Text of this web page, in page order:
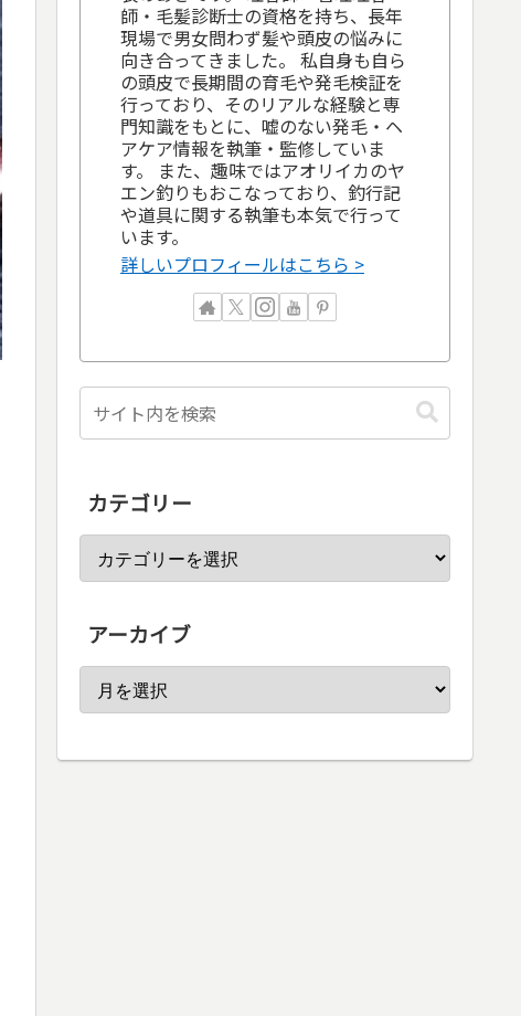
師・毛髪診断士の資格を持ち、長年
現場で男女問わず髪や頭皮の悩みに
向き合ってきました。 私自身も自ら
の頭皮で長期間の育毛や発毛検証を
行っており、そのリアルな経験と専
門知識をもとに、嘘のない発毛・ヘ
アケア情報を執筆・監修していま
す。 また、趣味ではアオリイカのヤ
エン釣りもおこなっており、釣行記
や道具に関する執筆も本気で行って
います。
詳しいプロフィールはこちら >
カテゴリー
アーカイブ